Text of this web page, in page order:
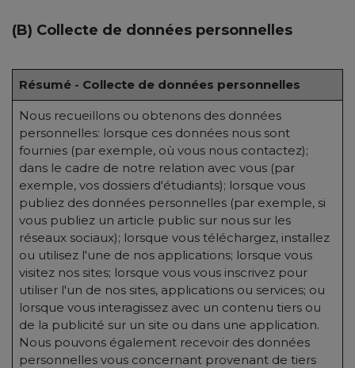
(B) Collecte de données personnelles
Résumé - Collecte de données personnelles
Nous recueillons ou obtenons des données
personnelles: lorsque ces données nous sont
fournies (par exemple, où vous nous contactez);
dans le cadre de notre relation avec vous (par
exemple, vos dossiers d'étudiants); lorsque vous
publiez des données personnelles (par exemple, si
vous publiez un article public sur nous sur les
réseaux sociaux); lorsque vous téléchargez, installez
ou utilisez l'une de nos applications; lorsque vous
visitez nos sites; lorsque vous vous inscrivez pour
utiliser l'un de nos sites, applications ou services; ou
lorsque vous interagissez avec un contenu tiers ou
de la publicité sur un site ou dans une application.
Nous pouvons également recevoir des données
personnelles vous concernant provenant de tiers